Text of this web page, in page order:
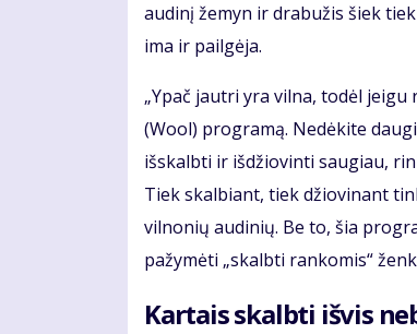
audinį žemyn ir drabužis šiek
ima ir pailgėja.
„Ypač jautri yra vilna, todėl
(Wool) programą. Nedėkite
išskalbti ir išdžiovinti saugiau,
Tiek skalbiant, tiek džiovinant
vilnonių audinių. Be to, šia
pažymėti „skalbti rankomis“
Kartais skalbti išvis